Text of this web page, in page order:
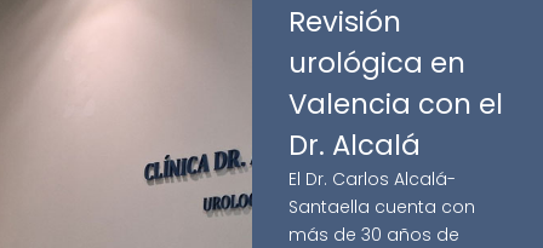
Revisión
urológica en
Valencia con el
Dr. Alcalá
El Dr. Carlos Alcalá-
Santaella cuenta con
más de 30 años de